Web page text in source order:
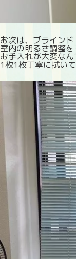
お次は、ブラインド
室内の明るさ調整
お手入れが大変な
1枚1枚丁寧に拭い